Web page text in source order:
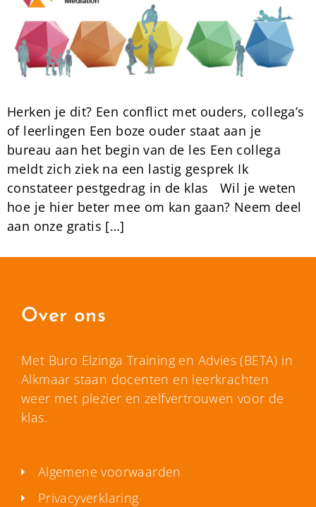
Herken je dit? Een conflict met ouders, collega’s
of leerlingen Een boze ouder staat aan je
bureau aan het begin van de les Een collega
meldt zich ziek na een lastig gesprek Ik
constateer pestgedrag in de klas Wil je weten
hoe je hier beter mee om kan gaan? Neem deel
aan onze gratis […]
Over ons
Met Buro Elzinga Training en Advies (BETA) in
Alkmaar staan docenten en leerkrachten
weer met plezier en zelfvertrouwen voor de
klas.
Algemene voorwaarden
Privacyverklaring